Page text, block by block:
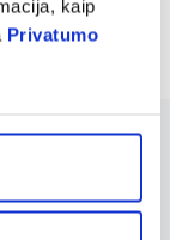
kaip
Privatumo